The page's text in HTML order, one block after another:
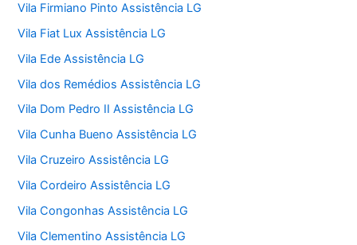
Vila Firmiano Pinto Assistência LG
Vila Fiat Lux Assistência LG
Vila Ede Assistência LG
Vila dos Remédios Assistência LG
Vila Dom Pedro II Assistência LG
Vila Cunha Bueno Assistência LG
Vila Cruzeiro Assistência LG
Vila Cordeiro Assistência LG
Vila Congonhas Assistência LG
Vila Clementino Assistência LG